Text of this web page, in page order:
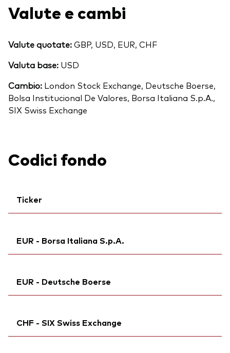
Valute e cambi
Valute quotate:GBP, USD, EUR, CHF
Valuta base: USD
Cambio: London Stock Exchange, Deutsche Boerse,
Bolsa Institucional De Valores, Borsa Italiana S.p.A.,
SIX Swiss Exchange
Codici fondo
Ticker
Ticker di borsa:VFEA
ISIN:
IE00BK5BR733
MEX ID:VRBUBE
SEDOL:BKMDRM7
EUR - Borsa Italiana S.p.A.
Ticker di borsa:VFEA
ISIN:IE00BK5BR733
Reuters:VFEA.MI
EUR - Deutsche Boerse
Bloomberg:VFEA GY
CHF - SIX Swiss Exchange